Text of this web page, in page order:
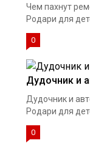
Чем пахнут
Родари для
0
Дудочник и
Дудочник и
Родари для
0